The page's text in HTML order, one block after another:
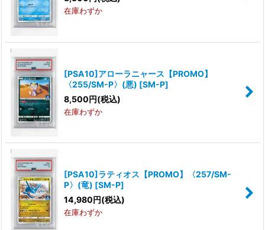
在庫わずか
[PSA10]アローラニャース【PROMO】
〈255/SM-P〉(悪) [SM-P]
8,500円(税込)
在庫わずか
[PSA10]ラティオス【PROMO】〈257/SM-
P〉(竜) [SM-P]
14,980円(税込)
在庫わずか